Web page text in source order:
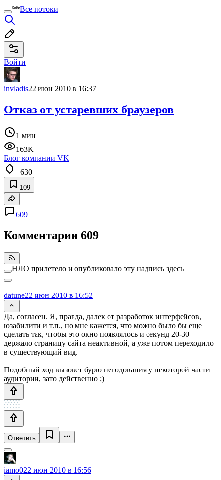
Все потоки
Войти
invladis22 июн 2010 в 16:37
Отказ от устаревших браузеров
1 мин
163K
Блог компании VK
+630
109
609
Комментарии 609
НЛО прилетело и опубликовало эту надпись здесь
datune22 июн 2010 в 16:52
Да, согласен. Я, правда, далек от разработок интерфейсов,
юзабилити и т.п., но мне кажется, что можно было бы еще
сделать так, чтобы это окно появлялось и секунд 20-30
держало страницу сайта неактивной, а уже потом переходило
в существующий вид.
Подобный ход вызовет бурю негодования у некоторой части
аудитории, зато действенно ;)
Ответить
iamo022 июн 2010 в 16:56